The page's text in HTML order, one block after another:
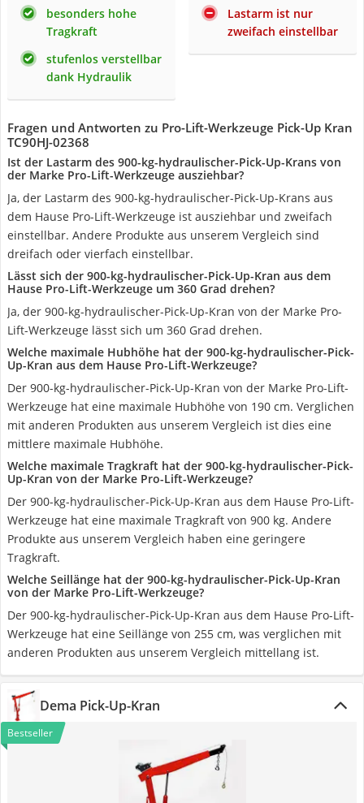
besonders hohe
Tragkraft
stufenlos verstellbar
dank Hydraulik
Lastarm ist nur
zweifach einstellbar
Fragen und Antworten zu Pro-Lift-Werkzeuge Pick-Up Kran
TC90HJ-02368
Ist der Lastarm des 900-kg-hydraulischer-Pick-Up-Krans von
der Marke Pro-Lift-Werkzeuge ausziehbar?
Ja, der Lastarm des 900-kg-hydraulischer-Pick-Up-Krans aus
dem Hause Pro-Lift-Werkzeuge ist ausziehbar und zweifach
einstellbar. Andere Produkte aus unserem Vergleich sind
dreifach oder vierfach einstellbar.
Lässt sich der 900-kg-hydraulischer-Pick-Up-Kran aus dem
Hause Pro-Lift-Werkzeuge um 360 Grad drehen?
Ja, der 900-kg-hydraulischer-Pick-Up-Kran von der Marke Pro-
Lift-Werkzeuge lässt sich um 360 Grad drehen.
Welche maximale Hubhöhe hat der 900-kg-hydraulischer-Pick-
Up-Kran aus dem Hause Pro-Lift-Werkzeuge?
Der 900-kg-hydraulischer-Pick-Up-Kran von der Marke Pro-Lift-
Werkzeuge hat eine maximale Hubhöhe von 190 cm. Verglichen
mit anderen Produkten aus unserem Vergleich ist dies eine
mittlere maximale Hubhöhe.
Welche maximale Tragkraft hat der 900-kg-hydraulischer-Pick-
Up-Kran von der Marke Pro-Lift-Werkzeuge?
Der 900-kg-hydraulischer-Pick-Up-Kran aus dem Hause Pro-Lift-
Werkzeuge hat eine maximale Tragkraft von 900 kg. Andere
Produkte aus unserem Vergleich haben eine geringere
Tragkraft.
Welche Seillänge hat der 900-kg-hydraulischer-Pick-Up-Kran
von der Marke Pro-Lift-Werkzeuge?
Der 900-kg-hydraulischer-Pick-Up-Kran aus dem Hause Pro-Lift-
Werkzeuge hat eine Seillänge von 255 cm, was verglichen mit
anderen Produkten aus unserem Vergleich mittellang ist.
Dema Pick-Up-Kran
Bestseller